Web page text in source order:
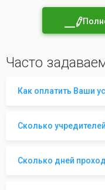
Часто
Как оплатить Ваши
Сколько
Сколько дней